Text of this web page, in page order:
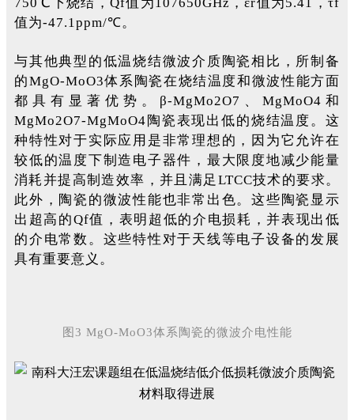
值为-47.1ppm/℃。
与其他典型的低温烧结微波介质陶瓷相比，所制备
的MgO-MoO3体系陶瓷在烧结温度和微波性能方面
都具有显著优势。β-MgMo2O7、MgMoO4和
MgMo2O7-MgMoO4陶瓷表现出低的烧结温度。这
种特性对于实际应用是非常理想的，因为它允许在
较低的温度下制造电子器件，最大限度地减少能量
消耗并提高制造效率，并且满足LTCC技术的要求。
此外，陶瓷的微波性能也非常出色。这些陶瓷显示
出超高的Qf值，表明超低的介电损耗，并表现出低
的介电常数。这些特性对于天线等电子设备的发展
具有重要意义。
图3 MgO-MoO3体系陶瓷的微波介电性能